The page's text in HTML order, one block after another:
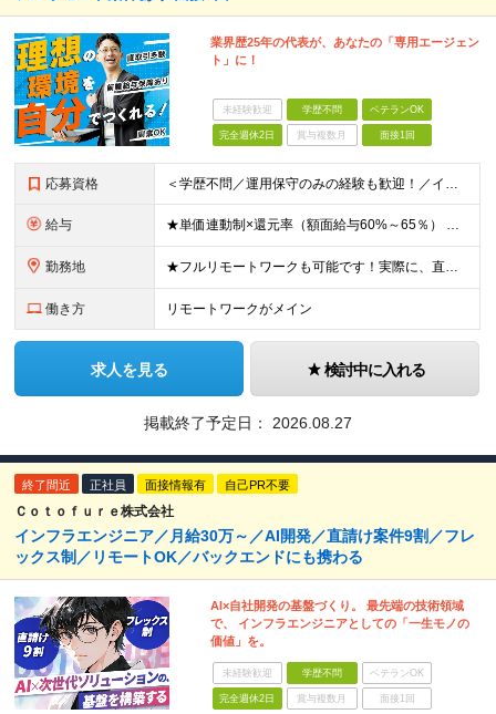
業界歴25年の代表が、あなたの「専用エージェン
ト」に！
未経験歓迎 学歴不問 ベテランOK
完全週休2日 賞与複数月 面接1回
応募資格 ＜学歴不問／運用保守のみの経験も歓迎！／インフラ部門の立ち上げメンバーの募集！＞ ▼必須要件 何らかのインフラエンジニアとしての実務経験をお持ちの方（目安1年以上） ※運用保守フェーズの経験のみでも
給与 ★単価連動制×還元率（額面給与60%～65％） ★前職給与保証（入社時の初動給与として考慮します） 月給30万円～60万円＋賞与 ※上記はあくまで下限です。前職の給与・経験・スキルを最大限考慮し決
勤務地 ★フルリモートワークも可能です！実際に、直近で石川県からフルリモートで参画している社員もいます。 （フルリモート案件へのアサインが難しい場合は、通勤圏内でのプロジェクト調整となります） ★転勤はありま
働き方 リモートワークがメイン
求人を見る 検討中に入れる
掲載終了予定日： 2026.08.27
終了間近 正社員 面接情報有 自己PR不要
Ｃｏｔｏｆｕｒｅ株式会社
インフラエンジニア／月給30万～／AI開発／直請け案件9割／フレ
ックス制／リモートOK／バックエンドにも携わる
AI×自社開発の基盤づくり。 最先端の技術領域
で、 インフラエンジニアとしての「一生モノの
価値」を。
未経験歓迎 学歴不問 ベテランOK
完全週休2日 賞与複数月 面接1回